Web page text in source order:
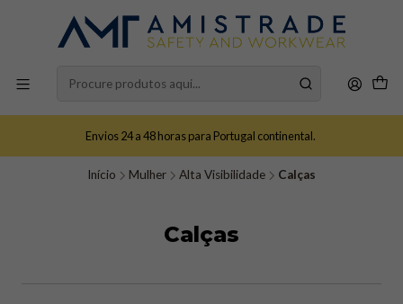
Envios 24 a 48 horas para Portugal continental.
Início Mulher Alta Visibilidade Calças
Calças